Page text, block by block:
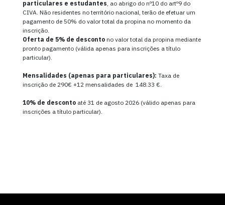
particulares e estudantes, ao abrigo do nº10 do artº9 do
CIVA. Não residentes no território nacional, terão de efetuar um
pagamento de 50% do valor total da propina no momento da
inscrição.
Oferta de 5% de desconto no valor total da propina mediante
pronto pagamento (válida apenas para inscrições a título
particular).
Mensalidades (apenas para particulares): Taxa de
inscrição de 290€ +12 mensalidades de 148.33 €.
10% de desconto até 31 de agosto 2026 (válido apenas para
inscrições a título particular).